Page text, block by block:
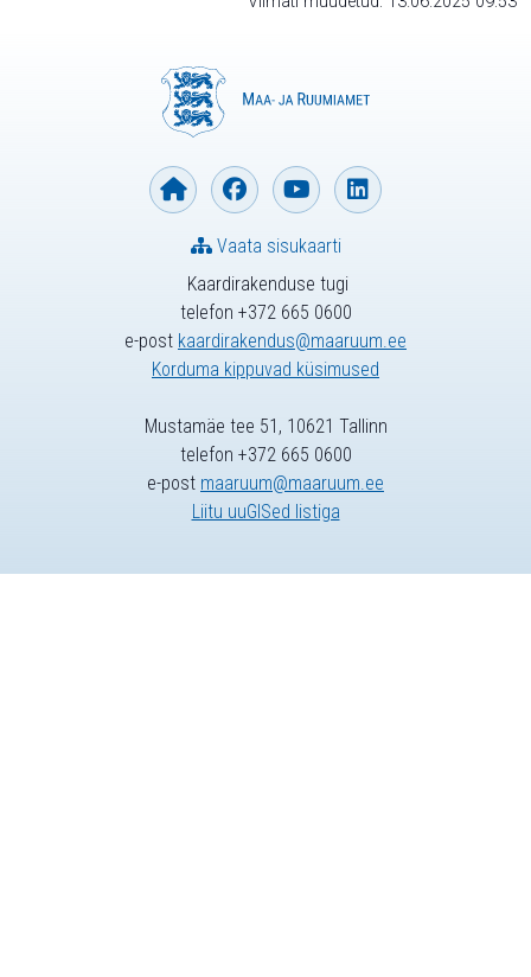
Kaardirakenduse tugi
telefon +372 665 0600
e-post kaardirakendus@maaruum.ee
Korduma kippuvad küsimused
Vaata sisukaarti
Mustamäe tee 51, 10621 Tallinn
telefon +372 665 0600
e-post maaruum@maaruum.ee
Liitu uuGISed listiga